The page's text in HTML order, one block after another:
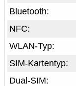
Bluetooth:
NFC:
WLAN-Typ:
SIM-Kartentyp:
Dual-SIM: